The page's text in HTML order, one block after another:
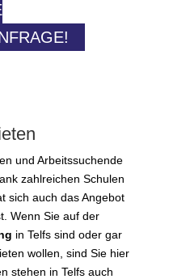
und Arbeitssuchende
zahlreichen Schulen
sich auch das Angebot
Wenn Sie auf der
in Telfs sind oder gar
wollen, sind Sie hier
stehen in Telfs auch